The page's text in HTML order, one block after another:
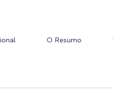
O Resumo